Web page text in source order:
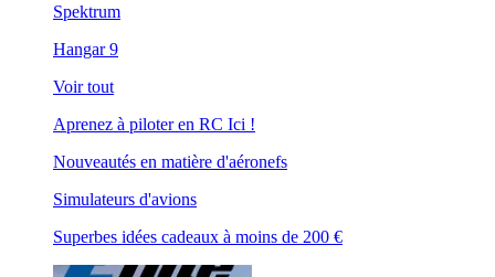
Spektrum
Hangar 9
Voir tout
Aprenez à piloter en RC Ici !
Nouveautés en matière d'aéronefs
Simulateurs d'avions
Superbes idées cadeaux à moins de 200 €